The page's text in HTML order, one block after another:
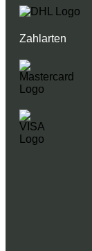
Zahlarten